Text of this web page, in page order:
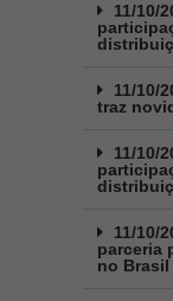
11/10/
11/10/
traz
11/10/
11/10/
parceria
no Brasil